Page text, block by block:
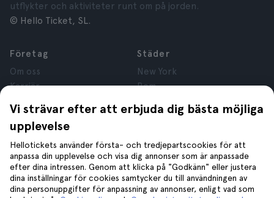
Vi strävar efter att erbjuda dig bästa möjliga
upplevelse
Hellotickets använder första- och tredjepartscookies för att
anpassa din upplevelse och visa dig annonser som är anpassade
efter dina intressen. Genom att klicka på "Godkänn" eller justera
dina inställningar för cookies samtycker du till användningen av
dina personuppgifter för anpassning av annonser, enligt vad som
utflykter och aktiviteter runt om på jorden.
© Hello Ticket, SL.
Företag
Om oss
Karriär
Recensioner
Sekretess
Regler och villkor
Juridisk Rådgivning
Cookies
Städer
New York
Rom
London
Kraków
Tenerife